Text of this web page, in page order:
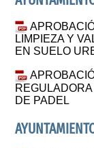
LIMPIEZA Y
EN SUELO
DE PADEL